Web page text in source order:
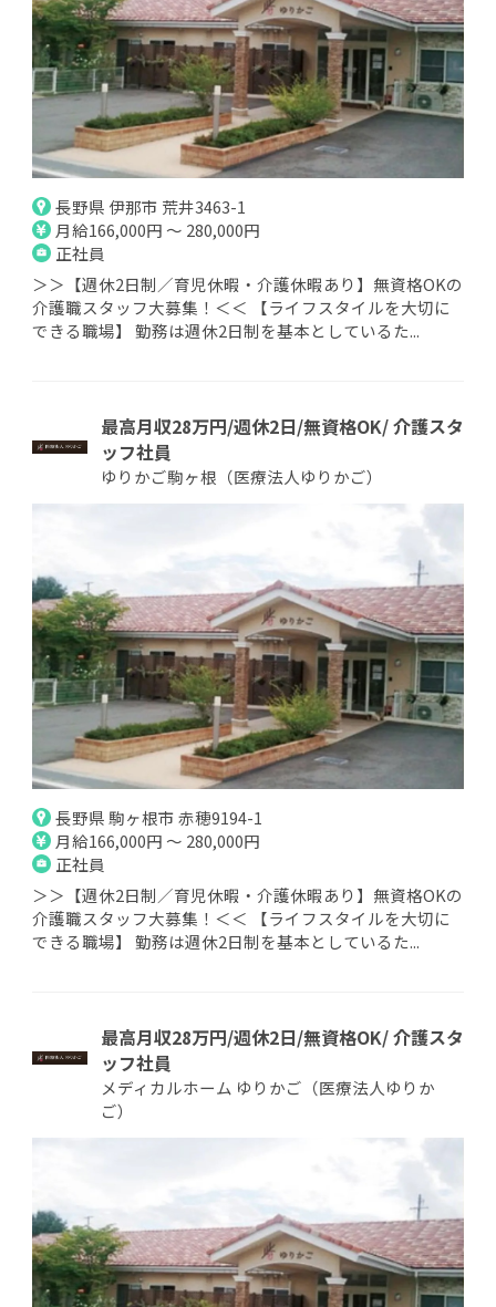
長野県 伊那市 荒井3463-1
月給166,000円 ～ 280,000円
正社員
＞＞【週休2日制／育児休暇・介護休暇あり】無資格OKの
介護職スタッフ大募集！＜＜ 【ライフスタイルを大切に
できる職場】 勤務は週休2日制を基本としているた...
最高月収28万円/週休2日/無資格OK/ 介護スタ
ッフ社員
ゆりかご駒ヶ根（医療法人ゆりかご）
長野県 駒ヶ根市 赤穂9194-1
月給166,000円 ～ 280,000円
正社員
＞＞【週休2日制／育児休暇・介護休暇あり】無資格OKの
介護職スタッフ大募集！＜＜ 【ライフスタイルを大切に
できる職場】 勤務は週休2日制を基本としているた...
最高月収28万円/週休2日/無資格OK/ 介護スタ
ッフ社員
メディカルホーム ゆりかご（医療法人ゆりか
ご）